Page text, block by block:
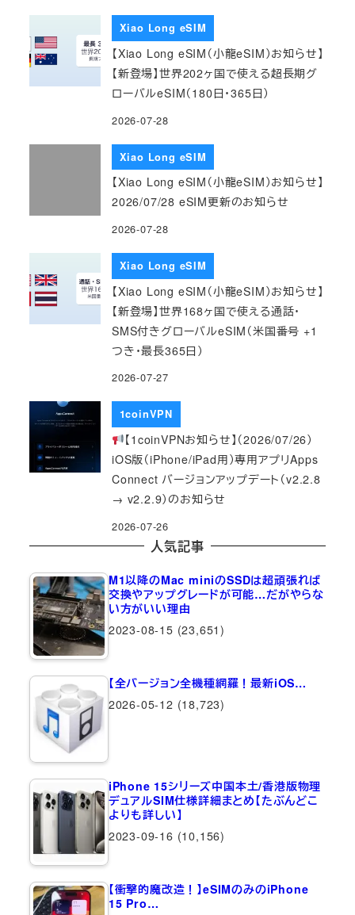
Xiao Long eSIM
【Xiao Long eSIM（小龍eSIM）お知らせ】
【新登場】世界202ヶ国で使える超長期グ
ローバルeSIM（180日・365日）
2026-07-28
Xiao Long eSIM
【Xiao Long eSIM（小龍eSIM）お知らせ】
2026/07/28 eSIM更新のお知らせ
2026-07-28
Xiao Long eSIM
【Xiao Long eSIM（小龍eSIM）お知らせ】
【新登場】世界168ヶ国で使える通話・
SMS付きグローバルeSIM（米国番号 +1
つき・最長365日）
2026-07-27
1coinVPN
【1coinVPNお知らせ】（2026/07/26）
iOS版（iPhone/iPad用）専用アプリApps
Connect バージョンアップデート（v2.2.8
→ v2.2.9）のお知らせ
2026-07-26
人気記事
M1以降のMac miniのSSDは超頑張れば
交換やアップグレードが可能…だがやらな
い方がいい理由
2023-08-15 (23,651)
【全バージョン全機種網羅！最新iOS…
2026-05-12 (18,723)
iPhone 15シリーズ中国本土/香港版物理
デュアルSIM仕様詳細まとめ【たぶんどこ
よりも詳しい】
2023-09-16 (10,156)
【衝撃的魔改造！】eSIMのみのiPhone
15 Pro…